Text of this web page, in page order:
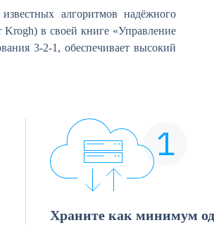
алгоритмов надёжного
в своей книге «Управление
3-2-1, обеспечивает высокий
Храните как минимум